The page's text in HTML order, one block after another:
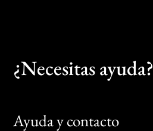
¿Necesitas ayuda?
Ayuda y contacto